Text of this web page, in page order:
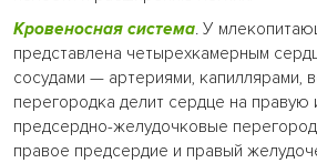
Кровеносная система. У
представлена четырехкамерным
сосудами — артериями, капиллярами,
перегородка делит сердце на правую
предсердно-желудочковые
правое предсердие и правый